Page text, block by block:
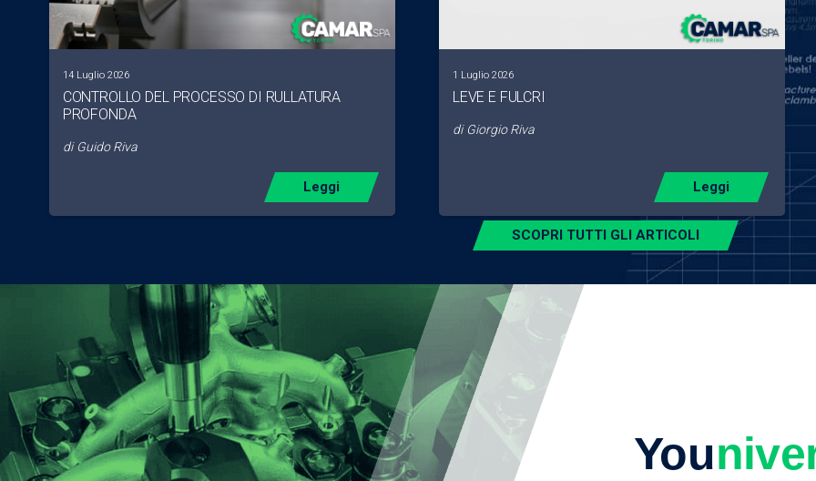
14 Luglio 2026
CONTROLLO DEL PROCESSO DI RULLATURA
PROFONDA
di Guido Riva
Leggi
1 Luglio 2026
LEVE E FULCRI
di Giorgio Riva
Leggi
SCOPRI TUTTI GLI ARTICOLI
You